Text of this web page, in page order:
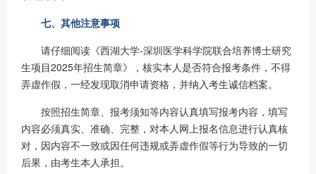
七、 其他注意事项
请仔细阅读《西湖大学-深圳医学科学院联合培养博士研究
生项目2025年招生简章》，核实本人是否符合报考条件，不得
弄虚作假，一经发现取消申请资格，并纳入考生诚信档案。
按照招生简章、报考须知等内容认真填写报考内容，填写
内容必须真实、准确、完整，对本人网上报名信息进行认真核
对，因内容不一致或因任何违规或弄虚作假等行为导致的一切
后果，由考生本人承担。